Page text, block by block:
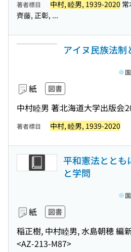
著者標目 中村, 睦男, 1939-2020
齊藤, 正彰, ...
アイヌ民族法制
紙 図書
中村睦男 著北海道大学出版会
著者標目 中村, 睦男, 1939-2020
平和憲法ととも
と学問
紙 図書
稲正樹, 中村睦男, 水島朝穂 編
<AZ-213-M87>